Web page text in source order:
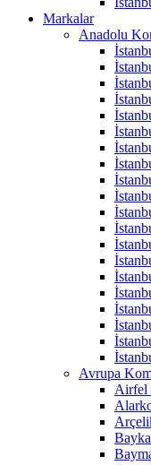
Markalar
Anadolu
Avrupa
Airfel